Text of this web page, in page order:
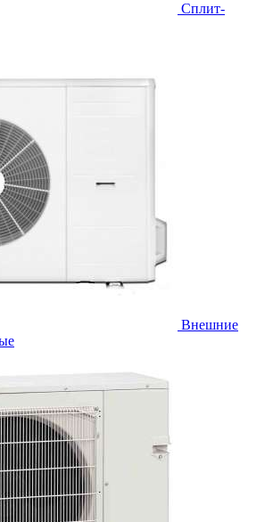
Cплит-
Внешние